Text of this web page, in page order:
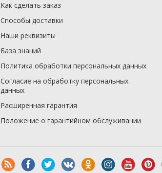
Как сделать заказ
Способы доставки
Наши реквизиты
База знаний
Политика обработки персональных данных
Согласие на обработку персональных
данных
Расширенная гарантия
Положение о гарантийном обслуживании